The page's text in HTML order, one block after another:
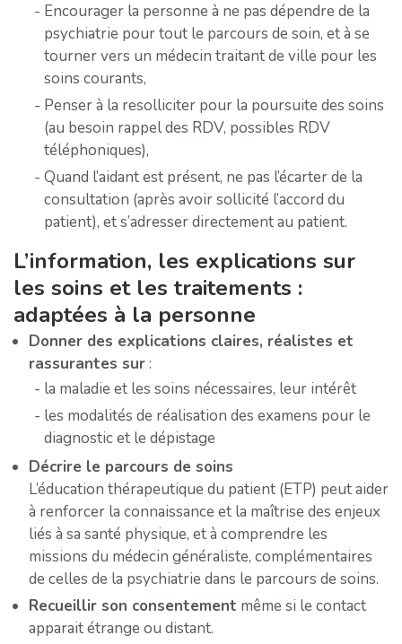
Encourager la personne à ne pas dépendre de la
psychiatrie pour tout le parcours de soin, et à se
tourner vers un médecin traitant de ville pour les
soins courants,
Penser à la resolliciter pour la poursuite des soins
(au besoin rappel des RDV, possibles RDV
téléphoniques),
Quand l’aidant est présent, ne pas l’écarter de la
consultation (après avoir sollicité l’accord du
patient), et s’adresser directement au patient.
L’information, les explications sur
les soins et les traitements :
adaptées à la personne
Donner des explications claires, réalistes et
rassurantes sur:
la maladie et les soins nécessaires, leur intérêt
les modalités de réalisation des examens pour le
diagnostic et le dépistage
Décrire le parcours de soins
L’éducation thérapeutique du patient (ETP) peut aider
à renforcer la connaissance et la maîtrise des enjeux
liés à sa santé physique, et à comprendre les
missions du médecin généraliste, complémentaires
de celles de la psychiatrie dans le parcours de soins.
Recueillir son consentement même si le contact
apparait étrange ou distant.